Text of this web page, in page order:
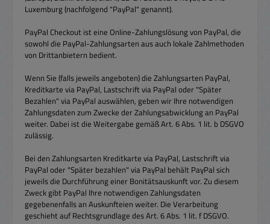
Luxemburg (nachfolgend "PayPal" genannt).
PayPal Checkout ist eine Online-Zahlungslösung von PayPal, die
sowohl die PayPal-Zahlungsarten aus auch lokale Zahlmethoden
von Drittanbietern bedient.
Wenn Sie (falls jeweils angeboten) die Zahlungsarten PayPal,
Kreditkarte via PayPal, Lastschrift via PayPal oder "Später
Bezahlen" via PayPal auswählen, geben wir Ihre notwendigen
Zahlungsdaten zum Zwecke der Zahlungsabwicklung an PayPal
weiter. Dabei ist die Weitergabe gemäß Art. 6 Abs. 1 lit. b DSGVO
zulässig.
Bei den Zahlungsarten Kreditkarte via PayPal, Lastschrift via
PayPal oder "Später bezahlen" via PayPal behält PayPal sich
jeweils die Durchführung einer Bonitätsauskunft vor. Zu diesem
Zweck gibt PayPal Ihre notwendigen Zahlungsdaten
gegebenenfalls an Auskunfteien weiter. Die Verarbeitung
geschieht auf Rechtsgrundlage des Art. 6 Abs. 1 lit. f DSGVO.